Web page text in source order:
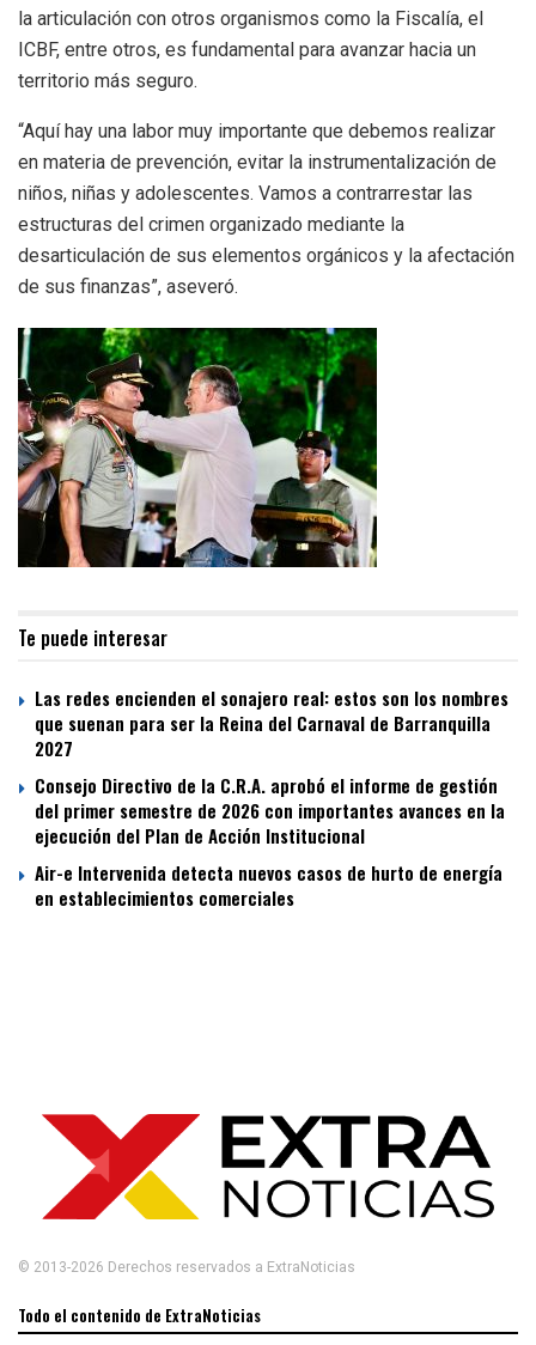
la articulación con otros organismos como la Fiscalía, el
ICBF, entre otros, es fundamental para avanzar hacia un
territorio más seguro.
“Aquí hay una labor muy importante que debemos realizar
en materia de prevención, evitar la instrumentalización de
niños, niñas y adolescentes. Vamos a contrarrestar las
estructuras del crimen organizado mediante la
desarticulación de sus elementos orgánicos y la afectación
de sus finanzas”, aseveró.
Te puede interesar
Las redes encienden el sonajero real: estos son los nombres
que suenan para ser la Reina del Carnaval de Barranquilla
2027
Consejo Directivo de la C.R.A. aprobó el informe de gestión
del primer semestre de 2026 con importantes avances en la
ejecución del Plan de Acción Institucional
Air-e Intervenida detecta nuevos casos de hurto de energía
en establecimientos comerciales
© 2013-2026 Derechos reservados a ExtraNoticias
Todo el contenido de ExtraNoticias